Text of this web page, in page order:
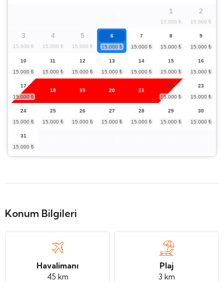
1 2
3 4 5 6 7 8 9
10 11 12 13 14 15 16
17
18
19 20 21
22 23
24 25 26 27 28 29 30
31
Konum Bilgileri
Havalimanı
45 km
Plaj
3 km